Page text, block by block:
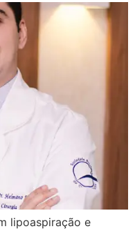
lipoaspiração e